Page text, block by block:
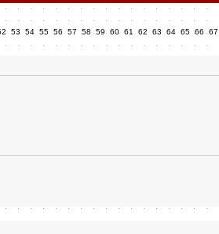
53 54 55 56 57 58 59 60 61 62 63 64 65 66